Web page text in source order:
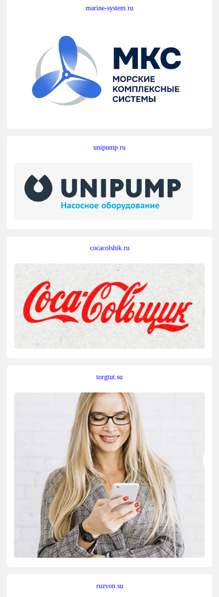
marine-system.ru
unipump.ru
cocacolshik.ru
torgtut.su
ruzvon.su